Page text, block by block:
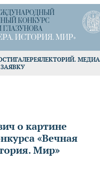
КОНКУРС
ИСТОРИЯ. МИР»
ГАЛЕРЕЯЛЕКТОРИЙ. МЕДИА
о картине
«Вечная
Мир»